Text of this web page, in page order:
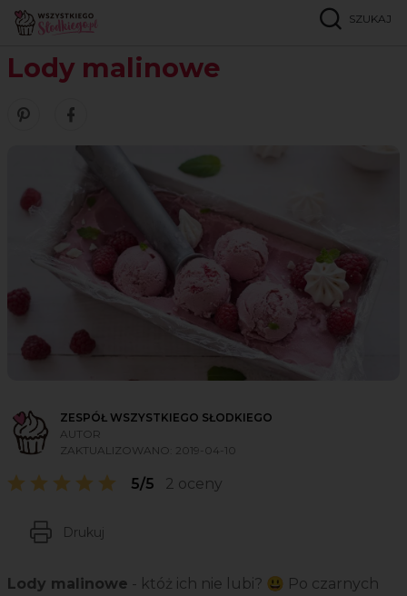
SZUKAJ
Strona główna
Lody malinowe
Zobacz nasze piny w serwisie Pinterest
Udostępnij ten przepis w serwisie Facebook
ZESPÓŁ WSZYSTKIEGO SŁODKIEGO
AUTOR
ZAKTUALIZOWANO: 2019-04-10
5/5 2 oceny
Drukuj
Lody malinowe - któż ich nie lubi? 😃 Po czarnych